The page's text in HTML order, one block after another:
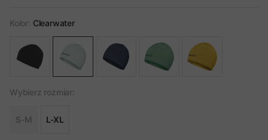
Kolor: Clearwater
Wybierz rozmiar:
S-M L-XL